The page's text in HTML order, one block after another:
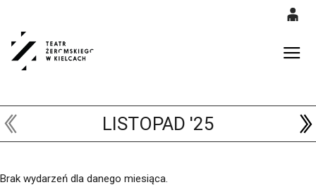
0,00
LISTOPAD '25
Brak wydarzeń dla danego miesiąca.